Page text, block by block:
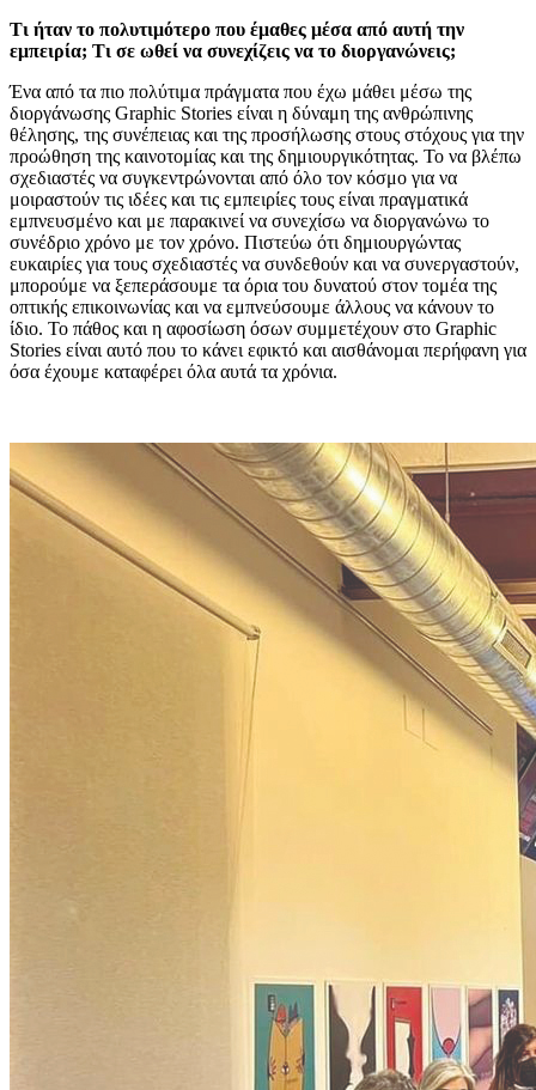
Τι ήταν το πολυτιμότερο που έμαθες μέσα από αυτή την
εμπειρία; Τι σε ωθεί να συνεχίζεις να το διοργανώνεις;
Ένα από τα πιο πολύτιμα πράγματα που έχω μάθει μέσω της
διοργάνωσης Graphic Stories είναι η δύναμη της ανθρώπινης
θέλησης, της συνέπειας και της προσήλωσης στους στόχους για την
προώθηση της καινοτομίας και της δημιουργικότητας. Το να βλέπω
σχεδιαστές να συγκεντρώνονται από όλο τον κόσμο για να
μοιραστούν τις ιδέες και τις εμπειρίες τους είναι πραγματικά
εμπνευσμένο και με παρακινεί να συνεχίσω να διοργανώνω το
συνέδριο χρόνο με τον χρόνο. Πιστεύω ότι δημιουργώντας
ευκαιρίες για τους σχεδιαστές να συνδεθούν και να συνεργαστούν,
μπορούμε να ξεπεράσουμε τα όρια του δυνατού στον τομέα της
οπτικής επικοινωνίας και να εμπνεύσουμε άλλους να κάνουν το
ίδιο. Το πάθος και η αφοσίωση όσων συμμετέχουν στο Graphic
Stories είναι αυτό που το κάνει εφικτό και αισθάνομαι περήφανη για
όσα έχουμε καταφέρει όλα αυτά τα χρόνια.